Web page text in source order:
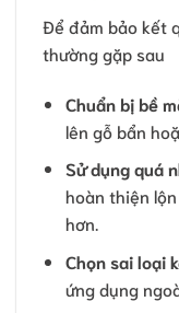
Để đảm bảo kết
thường gặp sau
Chuẩn bị bề
lên gỗ bẩn
Sử dụng quá
hoàn thiện
hơn.
Chọn sai loại
ứng dụng